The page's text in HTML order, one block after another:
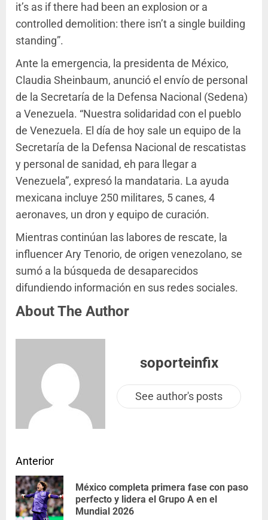
it’s as if there had been an explosion or a
controlled demolition: there isn’t a single building
standing”.
Ante la emergencia, la presidenta de México,
Claudia Sheinbaum, anunció el envío de personal
de la Secretaría de la Defensa Nacional (Sedena)
a Venezuela. “Nuestra solidaridad con el pueblo
de Venezuela. El día de hoy sale un equipo de la
Secretaría de la Defensa Nacional de rescatistas
y personal de sanidad, eh para llegar a
Venezuela”, expresó la mandataria. La ayuda
mexicana incluye 250 militares, 5 canes, 4
aeronaves, un dron y equipo de curación.
Mientras continúan las labores de rescate, la
influencer Ary Tenorio, de origen venezolano, se
sumó a la búsqueda de desaparecidos
difundiendo información en sus redes sociales.
About The Author
soporteinfix
See author's posts
Anterior
México completa primera fase con paso
perfecto y lidera el Grupo A en el
Mundial 2026